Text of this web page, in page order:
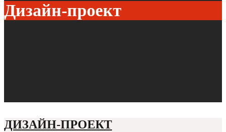
Дизайн-проект
ДИЗАЙН-ПРОЕКТ